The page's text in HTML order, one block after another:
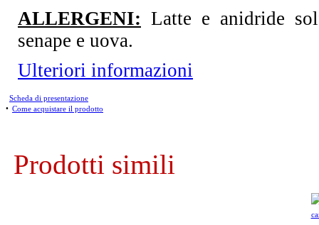
ALLERGENI: Latte e anidride
senape e uova.
Ulteriori informazioni
Scheda di presentazione
• Come acquistare il prodotto
Prodotti simili